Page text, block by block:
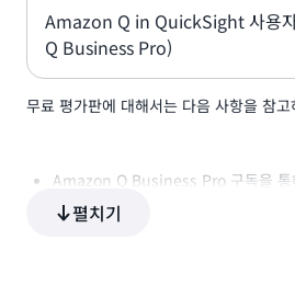
애플리케이션당 60일간 사용할 수 있
시간이 무료 평가판에 포함됨
Amazon Q in QuickSight 사용
Q Business Pro)
무료 평가판에 대해서는 다음 사항을 참고
Amazon Q Business Pro 구독을 통
품을 구독하는 경우 해당 사용자의 무
이 만료될 때 종료됩니다. 예를 들어
펼치기